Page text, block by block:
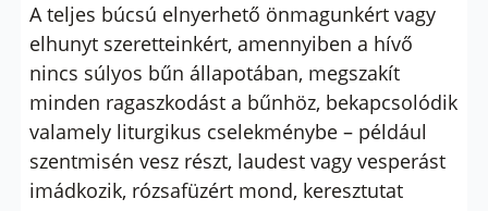
A teljes búcsú elnyerhető önmagunkért vagy
elhunyt szeretteinkért, amennyiben a hívő
nincs súlyos bűn állapotában, megszakít
minden ragaszkodást a bűnhöz, bekapcsolódik
valamely liturgikus cselekménybe – például
szentmisén vesz részt, laudest vagy vesperást
imádkozik, rózsafüzért mond, keresztutat